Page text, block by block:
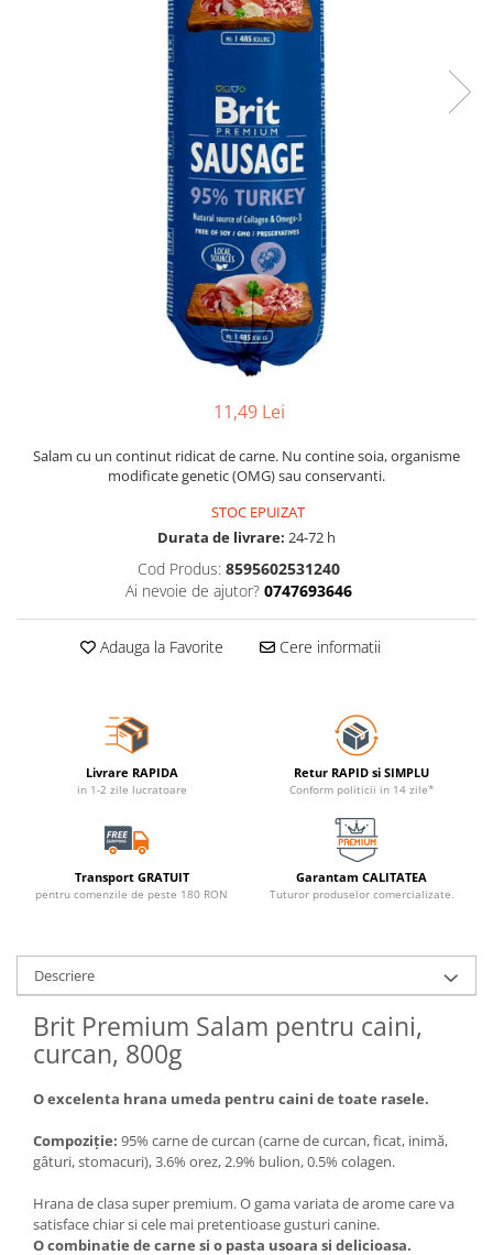
11,49 Lei
Salam cu un continut ridicat de carne. Nu contine soia, organisme
modificate genetic (OMG) sau conservanti.
STOC EPUIZAT
Durata de livrare: 24-72 h
Cod Produs: 8595602531240
Ai nevoie de ajutor? 0747693646
Adauga la Favorite Cere informatii
Livrare RAPIDA
in 1-2 zile lucratoare
Retur RAPID si SIMPLU
Conform politicii in 14 zile*
Transport GRATUIT
pentru comenzile de peste 180 RON
Garantam CALITATEA
Tuturor produselor comercializate.
Descriere
Brit Premium Salam pentru caini,
curcan, 800g
O excelenta hrana umeda pentru caini de toate rasele.
Compoziție: 95% carne de curcan (carne de curcan, ficat, inimă,
gâturi, stomacuri), 3.6% orez, 2.9% bulion, 0.5% colagen.
Hrana de clasa super premium. O gama variata de arome care va
satisface chiar si cele mai pretentioase gusturi canine.
O combinatie de carne si o pasta usoara si delicioasa.